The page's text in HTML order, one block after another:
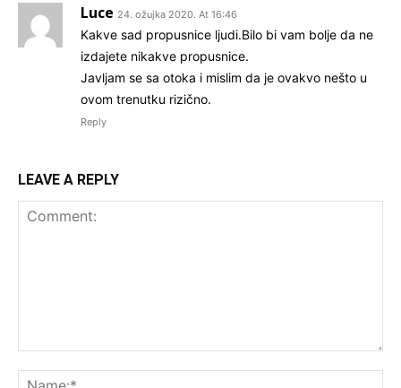
Luce 24. ožujka 2020. At 16:46
Kakve sad propusnice ljudi.Bilo bi vam bolje da ne
izdajete nikakve propusnice.
Javljam se sa otoka i mislim da je ovakvo nešto u
ovom trenutku rizično.
Reply
LEAVE A REPLY